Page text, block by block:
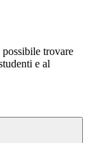
trovare
e al